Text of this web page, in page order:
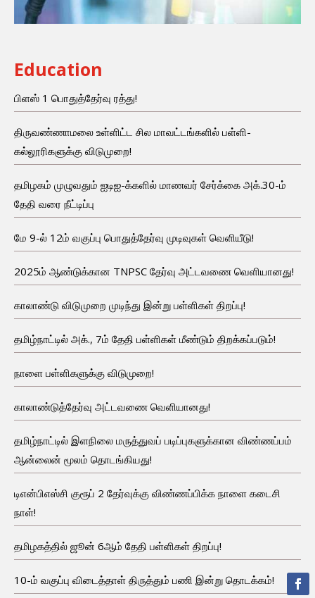
Education
பிளஸ் 1 பொதுத்தேர்வு ரத்து!
திருவண்ணாமலை உள்ளிட்ட சில மாவட்டங்களில் பள்ளி-
கல்லூரிகளுக்கு விடுமுறை!
தமிழகம் முழுவதும் ஐடிஐ-க்களில் மாணவர் சேர்க்கை அக்.30-ம்
தேதி வரை நீட்டிப்பு
மே 9-ல் 12ம் வகுப்பு பொதுத்தேர்வு முடிவுகள் வெளியீடு!
2025ம் ஆண்டுக்கான TNPSC தேர்வு அட்டவணை வெளியானது!
காலாண்டு விடுமுறை முடிந்து இன்று பள்ளிகள் திறப்பு!
தமிழ்நாட்டில் அக்., 7ம் தேதி பள்ளிகள் மீண்டும் திறக்கப்படும்!
நாளை பள்ளிகளுக்கு விடுமுறை!
காலாண்டுத்தேர்வு அட்டவணை வெளியானது!
தமிழ்நாட்டில் இளநிலை மருத்துவப் படிப்புகளுக்கான விண்ணப்பம்
ஆன்லைன் மூலம் தொடங்கியது!
டிஎன்பிஎஸ்சி குரூப் 2 தேர்வுக்கு விண்ணப்பிக்க நாளை கடைசி
நாள்!
தமிழகத்தில் ஜூன் 6ஆம் தேதி பள்ளிகள் திறப்பு!
10-ம் வகுப்பு விடைத்தாள் திருத்தும் பணி இன்று தொடக்கம்!